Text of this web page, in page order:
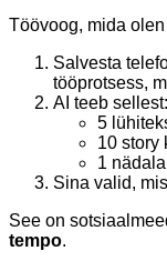
Töövoog, mida
Salvesta
tööprotsess,
AI teeb sellest:
5
10 story
1
Sina valid,
See on
tempo.